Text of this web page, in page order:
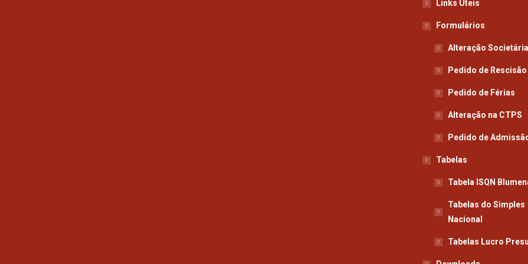
Links Úteis
Formulários
Alteração Societária
Pedido de Rescisão
Pedido de Férias
Alteração na CTPS
Pedido de
Tabelas
Tabela ISQN
Tabelas do Simples
Nacional
Tabelas Lucro